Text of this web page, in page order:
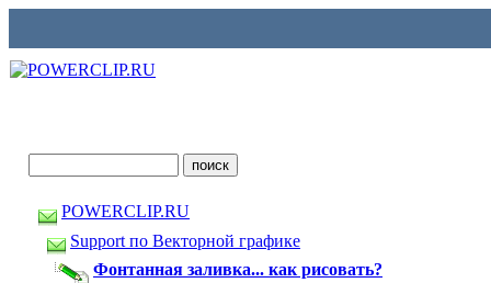
POWERCLIP.RU
Support по Векторной графике
Фонтанная заливка... как рисовать?